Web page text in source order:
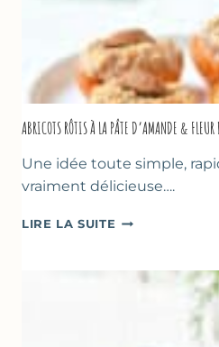
ABRICOTS RÔTIS À LA PÂTE D’AMANDE & FLEUR
Une idée toute simple,
vraiment délicieuse….
LIRE LA SUITE ABRICOTS